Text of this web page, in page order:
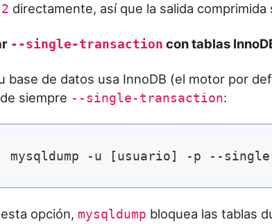
directamente, así que la salida
--single-transaction con tablas
base de datos usa InnoDB (el motor por
siempre --single-transaction:
opción, mysqldump bloquea las tablas